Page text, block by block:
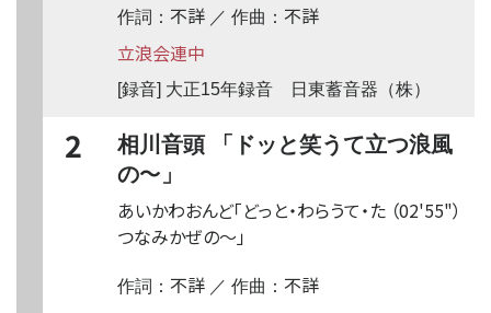
作詞： 不詳 ／ 作曲： 不詳
立浪会連中
[録音] 大正15年録音 日東蓄音器（株）
2
相川音頭 「ドッと笑うて立つ浪風
の〜 」
（02'55"）
あいかわおんど「どっと・わらうて・た
つなみかぜの〜 」
作詞： 不詳 ／ 作曲： 不詳